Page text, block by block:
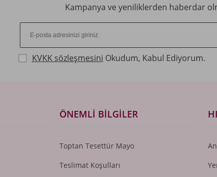
Kampanya ve yeniliklerden haberdar
KVKK sözleşmesini Okudum, Kabul Ediyorum.
ÖNEMLI BILGILER
Toptan Tesettür Mayo
Teslimat Koşulları